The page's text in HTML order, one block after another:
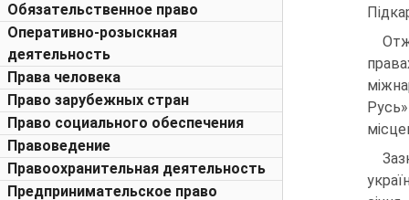
Обязательственное право
Оперативно-розыскная
деятельность
Права человека
Право зарубежных стран
Право социального обеспечения
Правоведение
Правоохранительная деятельность
Предпринимательское право